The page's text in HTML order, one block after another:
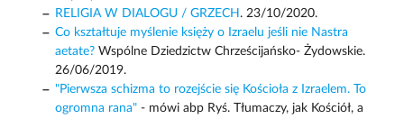
RELIGIA W DIALOGU / GRZECH . 23/10/2020.
Co kształtuje myślenie księży o Izraelu jeśli nie Nastra
aetate?Wspólne Dziedzictw Chrześcijańsko- Żydowskie.
26/06/2019.
"Pierwsza schizma to rozejście się Kościoła z Izraelem. To
ogromna rana"- mówi abp Ryś. Tłumaczy, jak Kościół, a